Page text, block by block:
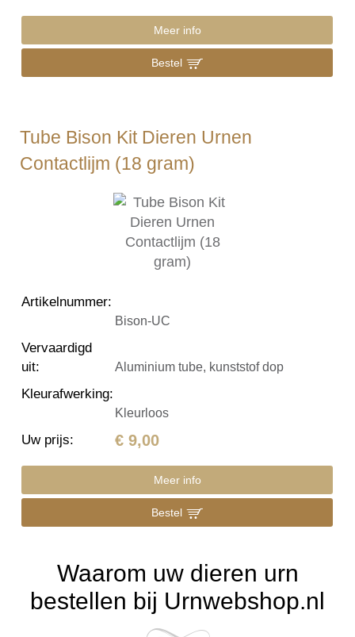
Meer info
Bestel
Tube Bison Kit Dieren Urnen
Contactlijm (18 gram)
Artikelnummer:
Bison-UC
Vervaardigd
uit: Aluminium tube, kunststof dop
Kleurafwerking:
Kleurloos
Uw prijs: € 9,00
Meer info
Bestel
Waarom uw dieren urn
bestellen bij Urnwebshop.nl